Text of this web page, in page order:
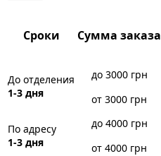
Сроки Сумма заказа
До отделения
1-3 дня
до 3000 грн
от 3000 грн
По адресу
1-3 дня
до 4000 грн
от 4000 грн